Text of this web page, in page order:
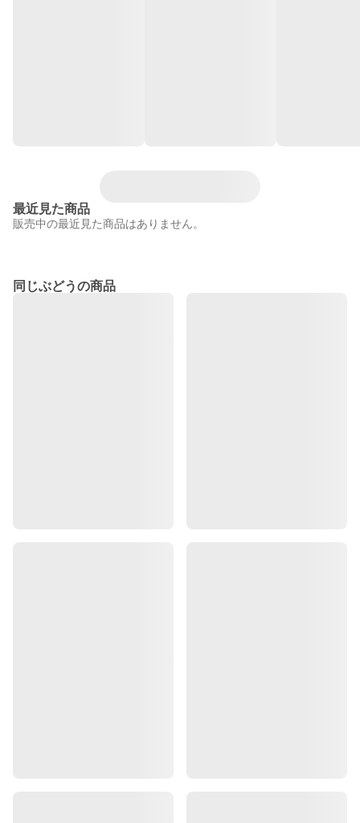
最近見た商品
販売中の最近見た商品はありません。
同じぶどうの商品